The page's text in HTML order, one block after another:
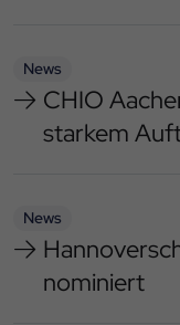
News
CHIO
starkem
News
nominiert